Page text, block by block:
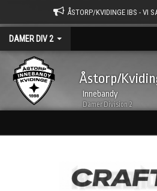
ÅSTORP/KVIDINGE IBS - VI
DAMER DIV 2
Åstorp/
Innebandy
Damer Division 2